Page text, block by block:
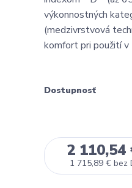
výkonnostných
(medzivrstvová
komfort pri použití v
Dostupnosť
2 110,54
1 715,89 € bez